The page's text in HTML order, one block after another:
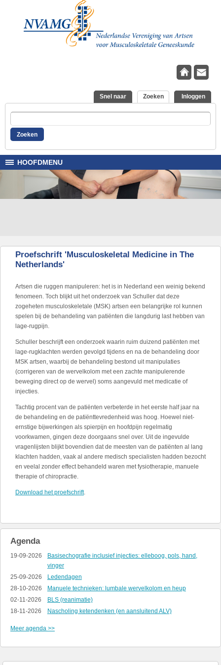
Overslaan en naar de inhoud gaan
Snel naar Zoeken(actieve tabblad)
Inloggen
HOOFDMENU
Proefschrift 'Musculoskeletal Medicine in The
Netherlands'
Artsen die ruggen manipuleren: het is in Nederland een weinig bekend
fenomeen. Toch blijkt uit het onderzoek van Schuller dat deze
zogeheten musculoskeletale (MSK) artsen een belangrijke rol kunnen
spelen bij de behandeling van patiënten die langdurig last hebben van
lage-rugpijn.
Schuller beschrijft een onderzoek waarin ruim duizend patiënten met
lage-rugklachten werden gevolgd tijdens en na de behandeling door
MSK artsen, waarbij de behandeling bestond uit manipulaties
(corrigeren van de wervelkolom met een zachte manipulerende
beweging direct op de wervel) soms aangevuld met medicatie of
injecties.
Tachtig procent van de patiënten verbeterde in het eerste half jaar na
de behandeling en de patiënttevredenheid was hoog. Hoewel niet-
ernstige bijwerkingen als spierpijn en hoofdpijn regelmatig
voorkwamen, gingen deze doorgaans snel over. Uit de ingevulde
vragenlijsten blijkt bovendien dat de meesten van de patiënten al lang
klachten hadden, vaak al andere medisch specialisten hadden bezocht
en veelal zonder effect behandeld waren met fysiotherapie, manuele
therapie of chiropractie.
Download het proefschrift.
Agenda
19-09-2026
Basisechografie inclusief injecties: elleboog, pols, hand,
vinger
25-09-2026
Ledendagen
28-10-2026
Manuele technieken: lumbale wervelkolom en heup
02-11-2026
BLS (reanimatie)
18-11-2026
Nascholing ketendenken (en aansluitend ALV)
Meer agenda >>